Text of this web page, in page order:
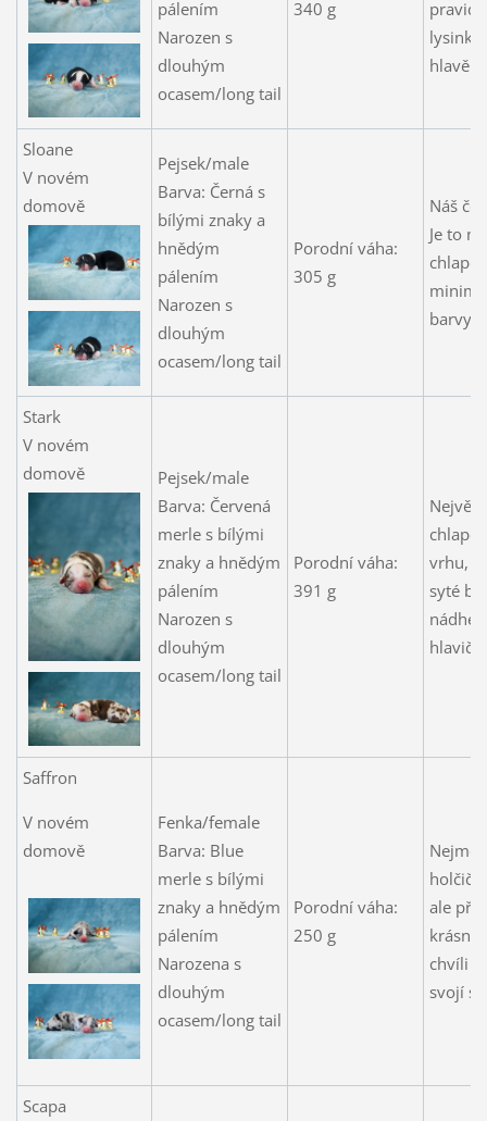
pálením
Narozen s
dlouhým
ocasem/long tail
340 g
hlavě.
Sloane
V novém
domově
Pejsek/male
Barva: Černá s
bílými znaky a
hnědým
pálením
Narozen s
dlouhým
ocasem/long tail
Porodní váha:
305 g
Náš
Je to
barvy.
Stark
V novém
domově
Pejsek/male
Barva: Červená
merle s bílými
znaky a hnědým
pálením
Narozen s
dlouhým
ocasem/long tail
Porodní váha:
391 g
vrhu,
syté
Saffron
V novém
domově
Fenka/female
Barva: Blue
merle s bílými
znaky a hnědým
pálením
Narozena s
dlouhým
ocasem/long tail
Porodní váha:
250 g
ale
krásně
chvíli
svojí
Scapa